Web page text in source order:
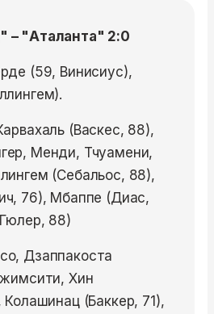
– "Аталанта" 2:0
(59, Винисиус),
(Васкес, 88),
Менди, Тчуамени,
(Себальос, 88),
76), Мбаппе (Диас,
88)
Дзаппакоста
Хин
(Баккер, 71),